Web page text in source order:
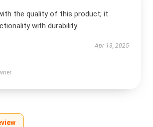
the quality of this product; it
with durability.
Apr 13, 2025